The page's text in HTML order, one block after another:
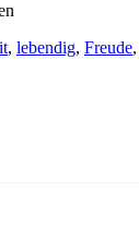
, lebendig, Freude,